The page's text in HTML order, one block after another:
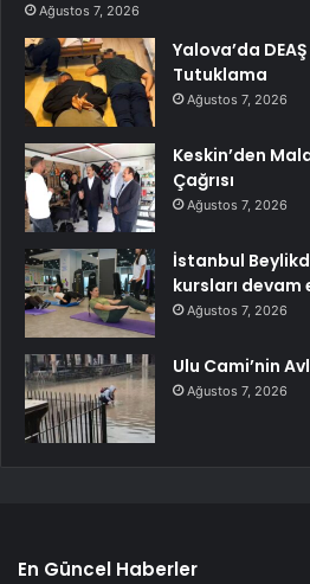
Ağustos 7, 2026
Yalova’da
Tutuklama
Ağustos 7, 2026
Keskin’den
Çağrısı
Ağustos 7, 2026
İstanbul
kursları devam
Ağustos 7, 2026
Ulu Cami’nin
Ağustos 7, 2026
En Güncel Haberler